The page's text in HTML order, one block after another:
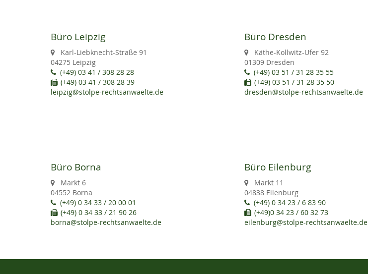
Büro Leipzig
Karl-Liebknecht-Straße 91
04275 Leipzig
(+49) 03 41 / 308 28 28
(+49) 03 41 / 308 28 39
leipzig@stolpe-rechtsanwaelte.de
Büro Dresden
Käthe-Kollwitz-Ufer 92
01309 Dresden
(+49) 03 51 / 31 28 35 55
(+49) 03 51 / 31 28 35 50
dresden@stolpe-rechtsanwaelte.de
Büro Borna
Markt 6
04552 Borna
(+49) 0 34 33 / 20 00 01
(+49) 0 34 33 / 21 90 26
borna@stolpe-rechtsanwaelte.de
Büro Eilenburg
Markt 11
04838 Eilenburg
(+49) 0 34 23 / 6 83 90
(+49)0 34 23 / 60 32 73
eilenburg@stolpe-rechtsanwaelte.de